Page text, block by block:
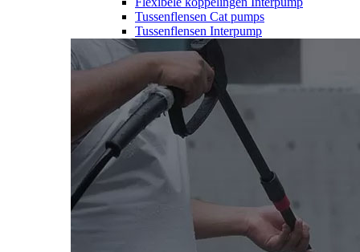
Tussenflensen Cat pumps
Tussenflensen Interpump